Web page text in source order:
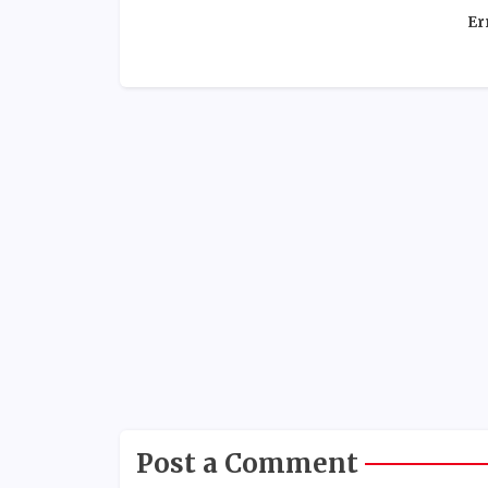
Post a Comment